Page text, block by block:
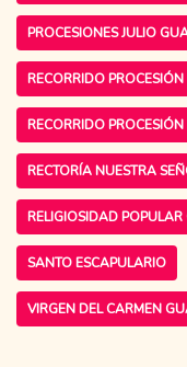
PROCESIONES JULIO
RECORRIDO
RECORRIDO
RECTORÍA NUESTRA
RELIGIOSIDAD
SANTO ESCAPULARIO
VIRGEN DEL CARMEN